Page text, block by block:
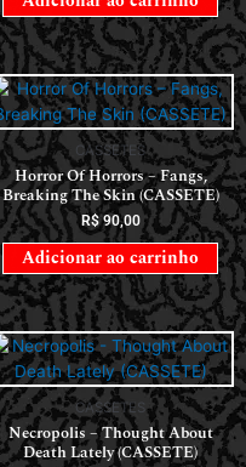
CASSETES
Horror Of Horrors ‎– Fangs,
Breaking The Skin (CASSETE)
R$90,00
Adicionar ao carrinho
CASSETES
Necropolis – Thought About
Death Lately (CASSETE)